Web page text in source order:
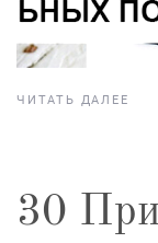
ЧИТАТЬ ДАЛЕЕ
30